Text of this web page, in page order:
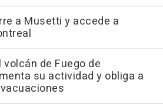
a Musetti y accede a
volcán de Fuego de
su actividad y obliga a